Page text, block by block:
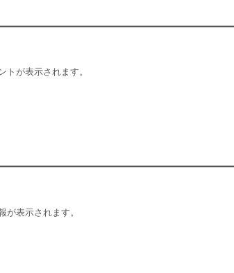
トが表示されます。
が表示されます。